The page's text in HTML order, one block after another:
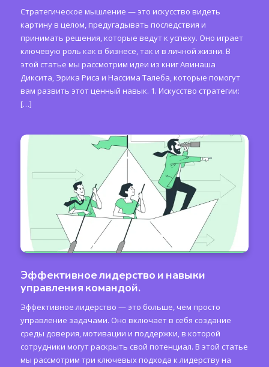
Стратегическое мышление — это искусство видеть
картину в целом, предугадывать последствия и
принимать решения, которые ведут к успеху. Оно играет
ключевую роль как в бизнесе, так и в личной жизни. В
этой статье мы рассмотрим идеи из книг Авинаша
Диксита, Эрика Риса и Нассима Талеба, которые помогут
вам развить этот ценный навык. 1. Искусство стратегии:
[…]
Эффективное лидерство и навыки
управления командой.
Эффективное лидерство — это больше, чем просто
управление задачами. Оно включает в себя создание
среды доверия, мотивации и поддержки, в которой
сотрудники могут раскрыть свой потенциал. В этой статье
мы рассмотрим три ключевых подхода к лидерству на